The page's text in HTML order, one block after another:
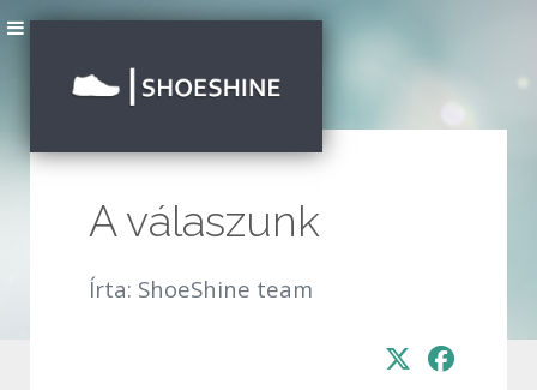
A válaszunk
Írta: ShoeShine team